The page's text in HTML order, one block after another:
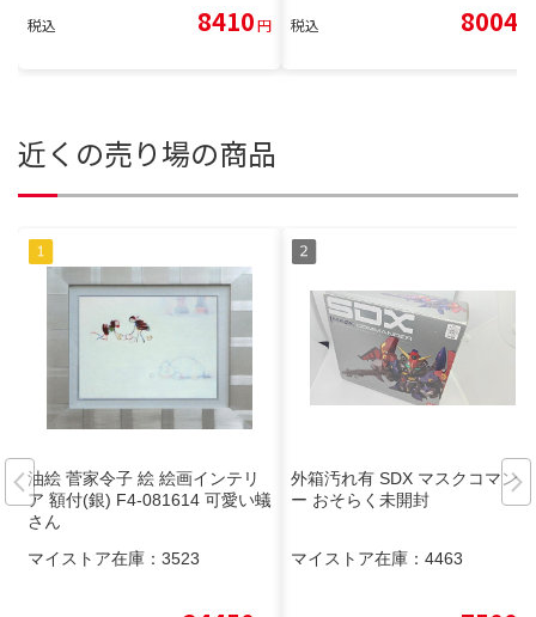
税込 8410円 税込 8004
近くの売り場の商品
油絵 菅家令子 絵 絵画インテリ
ア 額付(銀) F4-081614 可愛い蟻
さん
マイストア在庫： 3523
外箱汚れ有 SDX マスクコマンダ
ー おそらく未開封
マイストア在庫： 4463